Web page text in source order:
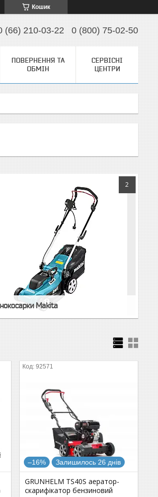
Кошик
(66) 210-03-22 0 (800) 75-02-50
ПОВЕРНЕННЯ ТА
ОБМІН
СЕРВІСНІ
ЦЕНТРИ
2
Makita
92571
–16% Залишилось 26 днів
GRUNHELM TS40S аератор-
скарифікатор бензиновий